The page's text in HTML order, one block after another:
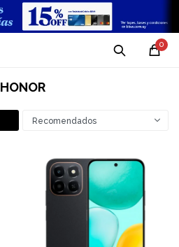
0
HONOR
Recomendados